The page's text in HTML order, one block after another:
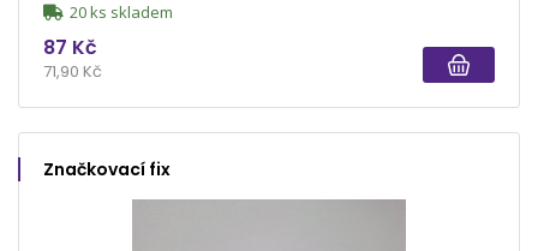
20 ks skladem
87 Kč
71,90 Kč
Značkovací fix